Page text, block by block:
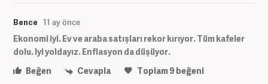
Bence 11 ay önce
Ekonomi iyi. Ev ve araba satışları rekor kırıyor. Tüm kafeler
dolu. Iyi yoldayız. Enflasyon da düşüyor.
Beğen
Cevapla Toplam9 beğeni